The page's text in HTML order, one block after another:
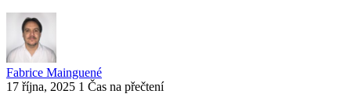
Fabrice Mainguené
17 října, 2025 1 Čas na přečtení